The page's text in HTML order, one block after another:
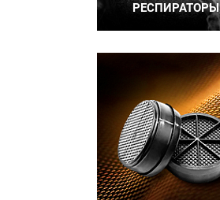
РЕСПИРАТОРЫ